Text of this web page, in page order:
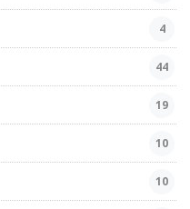
4
44
19
10
10